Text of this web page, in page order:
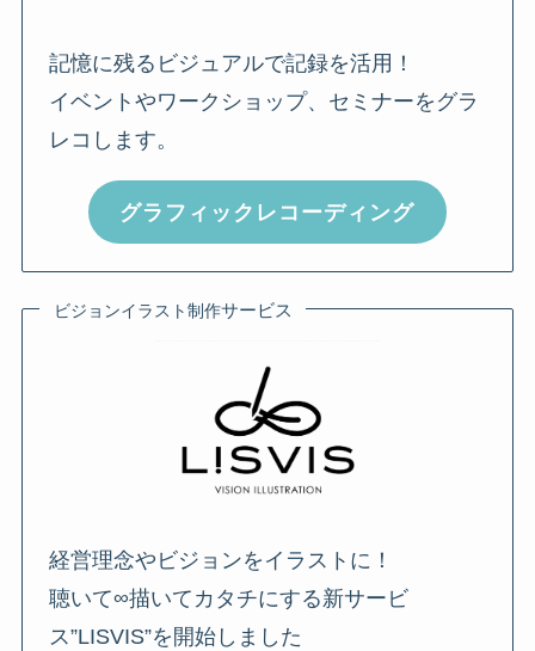
記憶に残るビジュアルで記録を活用！
イベントやワークショップ、セミナーをグラ
レコします。
グラフィックレコーディング
ビジョンイラスト制作サービス
経営理念やビジョンをイラストに！
聴いて∞描いてカタチにする新サービ
ス”LISVIS”を開始しました